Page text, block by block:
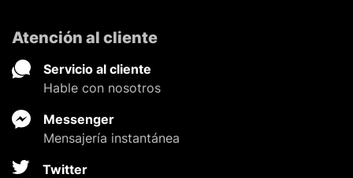
Atención al cliente
Servicio al cliente
Hable con nosotros
Messenger
Mensajería instantánea
Twitter